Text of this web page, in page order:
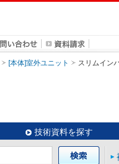
[本体]室外ユニット スリムイン
技術資料を探す